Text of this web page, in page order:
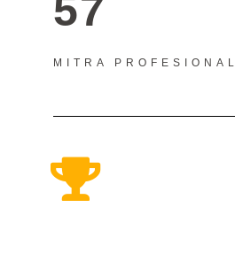
57
MITRA PROFESIONAL